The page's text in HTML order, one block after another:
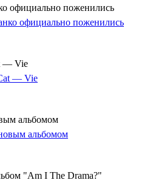
официально поженились
— Vie
альбомом
"Am I The Drama?"